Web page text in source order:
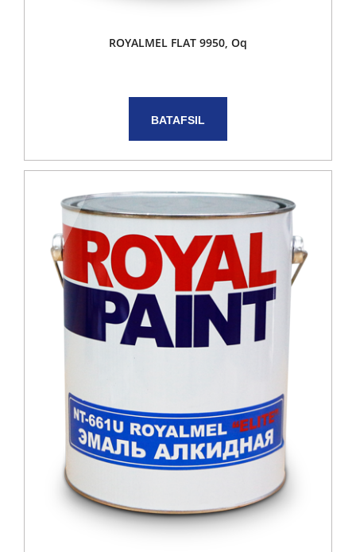
ROYALMEL FLAT 9950, Oq
BATAFSIL